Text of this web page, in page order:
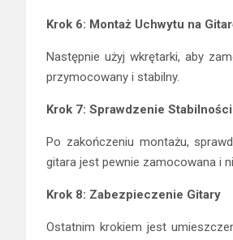
Krok 6: Montaż Uchwytu na
Następnie użyj wkrętarki, aby
przymocowany i stabilny.
Krok 7: Sprawdzenie Stabilności
Po zakończeniu montażu,
gitara jest pewnie zamocowana i
Krok 8: Zabezpieczenie Gitary
Ostatnim krokiem jest